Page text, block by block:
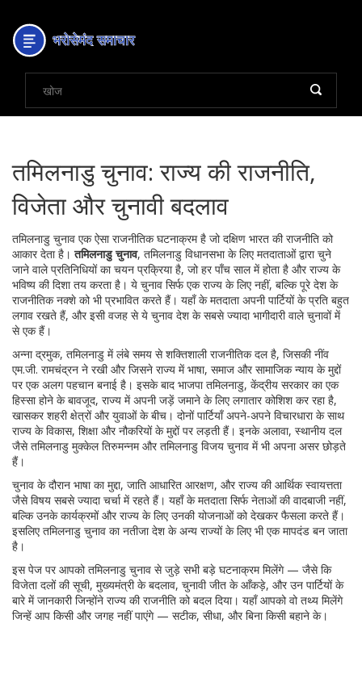
तमिलनाडु चुनाव: राज्य की राजनीति,
विजेता और चुनावी बदलाव
तमिलनाडु चुनाव एक ऐसा राजनीतिक घटनाक्रम है जो दक्षिण भारत की राजनीति को
आकार देता है।तमिलनाडु चुनाव, तमिलनाडु विधानसभा के लिए मतदाताओं द्वारा चुने
जाने वाले प्रतिनिधियों का चयन प्रक्रिया है, जो हर पाँच साल में होता है और राज्य के
भविष्य की दिशा तय करता है । ये चुनाव सिर्फ एक राज्य के लिए नहीं, बल्कि पूरे देश के
राजनीतिक नक्शे को भी प्रभावित करते हैं। यहाँ के मतदाता अपनी पार्टियों के प्रति बहुत
लगाव रखते हैं, और इसी वजह से ये चुनाव देश के सबसे ज्यादा भागीदारी वाले चुनावों में
से एक हैं।
अन्ना द्रमुक, तमिलनाडु में लंबे समय से शक्तिशाली राजनीतिक दल है, जिसकी नींव
एम.जी. रामचंद्रन ने रखी और जिसने राज्य में भाषा, समाज और सामाजिक न्याय के मुद्दों
पर एक अलग पहचान बनाई है । इसके बाद भाजपा तमिलनाडु, केंद्रीय सरकार का एक
हिस्सा होने के बावजूद, राज्य में अपनी जड़ें जमाने के लिए लगातार कोशिश कर रहा है,
खासकर शहरी क्षेत्रों और युवाओं के बीच । दोनों पार्टियाँ अपने-अपने विचारधारा के साथ
राज्य के विकास, शिक्षा और नौकरियों के मुद्दों पर लड़ती हैं। इनके अलावा, स्थानीय दल
जैसे तमिलनाडु मुक्केल तिरुमन्नम और तमिलनाडु विजय चुनाव में भी अपना असर छोड़ते
हैं।
चुनाव के दौरान भाषा का मुद्दा, जाति आधारित आरक्षण, और राज्य की आर्थिक स्वायत्तता
जैसे विषय सबसे ज्यादा चर्चा में रहते हैं। यहाँ के मतदाता सिर्फ नेताओं की वादबाजी नहीं,
बल्कि उनके कार्यक्रमों और राज्य के लिए उनकी योजनाओं को देखकर फैसला करते हैं।
इसलिए तमिलनाडु चुनाव का नतीजा देश के अन्य राज्यों के लिए भी एक मापदंड बन जाता
है।
इस पेज पर आपको तमिलनाडु चुनाव से जुड़े सभी बड़े घटनाक्रम मिलेंगे — जैसे कि
विजेता दलों की सूची, मुख्यमंत्री के बदलाव, चुनावी जीत के आँकड़े, और उन पार्टियों के
बारे में जानकारी जिन्होंने राज्य की राजनीति को बदल दिया। यहाँ आपको वो तथ्य मिलेंगे
जिन्हें आप किसी और जगह नहीं पाएंगे — सटीक, सीधा, और बिना किसी बहाने के।